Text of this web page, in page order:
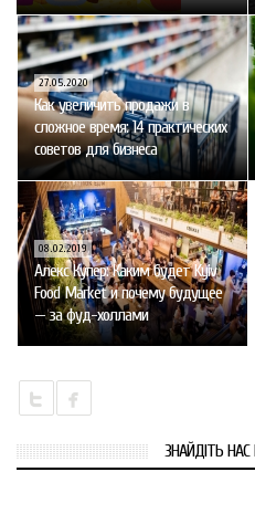
27.05.2020
Как увеличить продажи в
сложное время: 14 практических
советов для бизнеса
08.02.2019
Алекс Купер: Каким будет Kyiv
Food Market и почему будущее
— за фуд-холлами
ЗНАЙДІТЬ НАС